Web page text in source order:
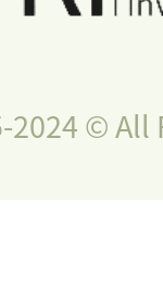
2024 © All